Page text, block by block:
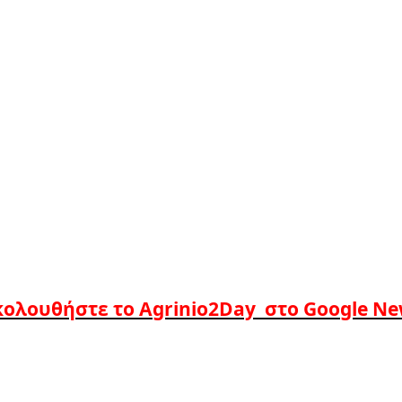
το Agrinio2Day στο Google